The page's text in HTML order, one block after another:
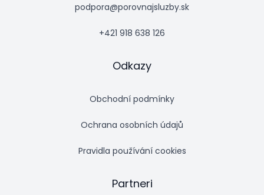
podpora@porovnajsluzby.sk
+421 918 638 126
Odkazy
Obchodní podmínky
Ochrana osobních údajů
Pravidla používání cookies
Partneri